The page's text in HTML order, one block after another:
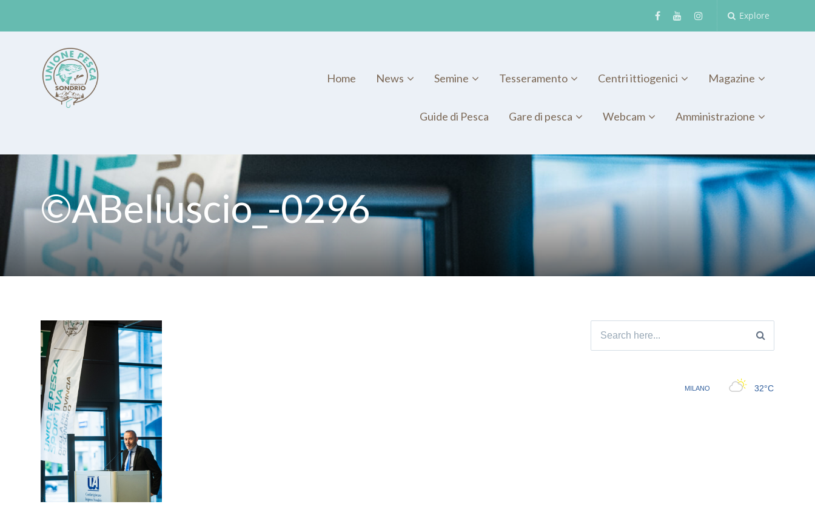
Explore
Home News Semine Tesseramento Centri ittiogenici Magazine
Guide di Pesca Gare di pesca Webcam Amministrazione
©ABelluscio_-0296
Search